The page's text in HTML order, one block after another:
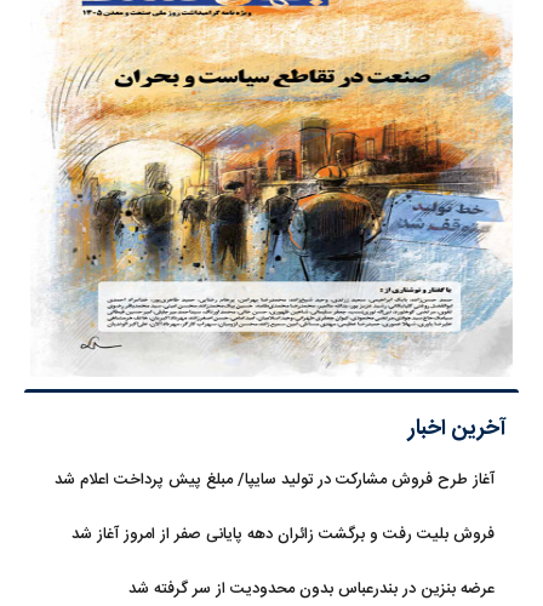
آخرین اخبار
آغاز طرح فروش مشارکت در تولید سایپا/ مبلغ پیش پرداخت اعلام شد
فروش بلیت رفت و برگشت زائران دهه پایانی صفر از امروز آغاز شد
عرضه بنزین در بندرعباس بدون محدودیت از سر گرفته شد